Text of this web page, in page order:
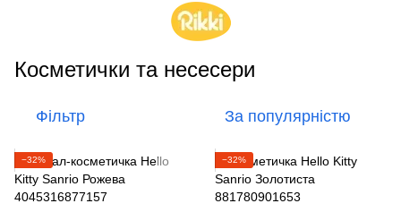
Косметички та несесери
Фільтр За популярністю
−32% −32%